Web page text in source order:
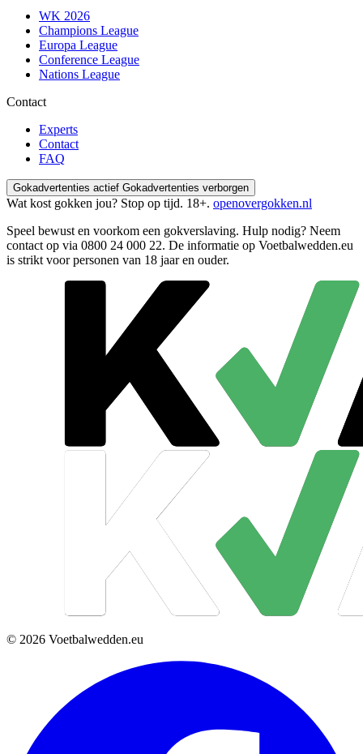
WK 2026
Champions League
Europa League
Conference League
Nations League
Contact
Experts
Contact
FAQ
Gokadvertenties actief Gokadvertenties verborgen
Wat kost gokken jou? Stop op tijd. 18+. openovergokken.nl
Speel bewust en voorkom een gokverslaving. Hulp nodig? Neem
contact op via 0800 24 000 22. De informatie op Voetbalwedden.eu
is strikt voor personen van 18 jaar en ouder.
© 2026 Voetbalwedden.eu